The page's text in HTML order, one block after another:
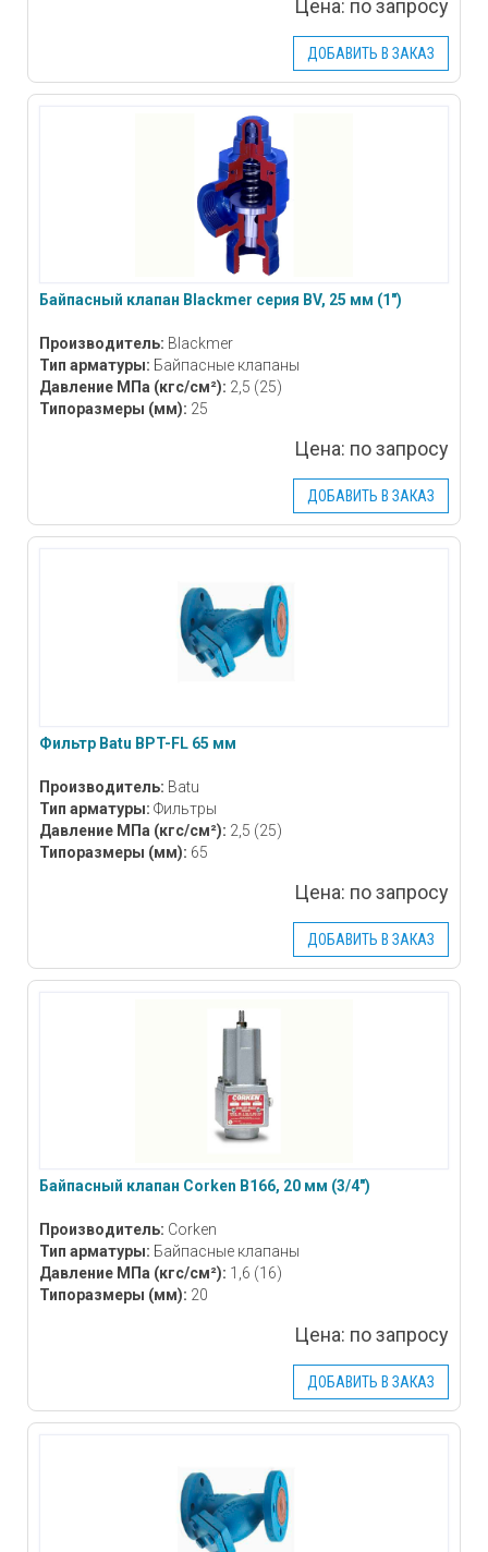
Цена: по запросу
ДОБАВИТЬ В ЗАКАЗ
Байпасный клапан Blackmer серия BV, 25 мм (1″)
Производитель: Blackmer
Тип арматуры: Байпасные клапаны
Давление МПа (кгс/см²): 2,5 (25)
Типоразмеры (мм): 25
Цена: по запросу
ДОБАВИТЬ В ЗАКАЗ
Фильтр Batu BPT-FL 65 мм
Производитель: Batu
Тип арматуры: Фильтры
Давление МПа (кгс/см²): 2,5 (25)
Типоразмеры (мм): 65
Цена: по запросу
ДОБАВИТЬ В ЗАКАЗ
Байпасный клапан Corken B166, 20 мм (3/4″)
Производитель: Corken
Тип арматуры: Байпасные клапаны
Давление МПа (кгс/см²): 1,6 (16)
Типоразмеры (мм): 20
Цена: по запросу
ДОБАВИТЬ В ЗАКАЗ